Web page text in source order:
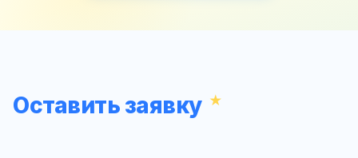
Оставить заявку